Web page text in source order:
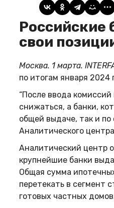
Российские банки без ипотечных комиссий улучшили
свои
Москва. 1 марта.
по итогам января
“После ввода
снижаться, а банки,
общей выдаче, так и по
Аналитического
Аналитический центр
крупнейшие банки
Общая сумма
перетекать в сегмент
готовых частных